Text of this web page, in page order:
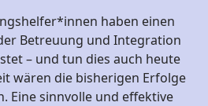
haben einen
Betreuung und Integration
– und tun dies auch heute
wären die bisherigen Erfolge
Eine sinnvolle und effektive